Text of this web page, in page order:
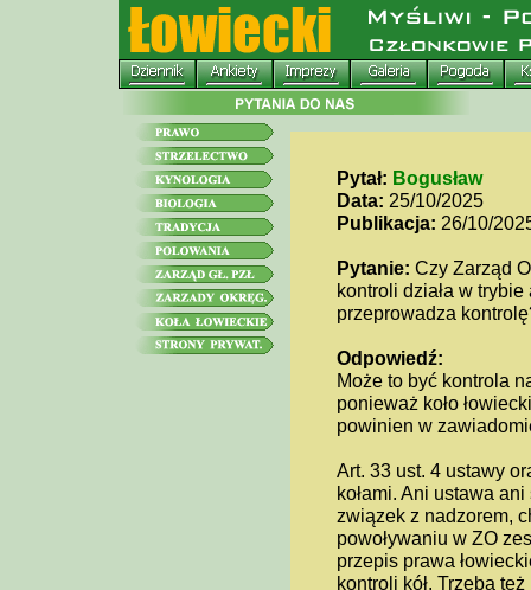
Pytał: Bogusław
Data: 25/10/2025
Publikacja: 26/10/
Pytanie: Czy Zarząd
kontroli działa w
przeprowadza
Odpowiedź:
Może to być kontrola
ponieważ koło
powinien w
Art. 33 ust. 4 ustawy
kołami. Ani ustawa
związek z nadzorem,
powoływaniu w ZO
przepis prawa
kontroli kół. Trzeba